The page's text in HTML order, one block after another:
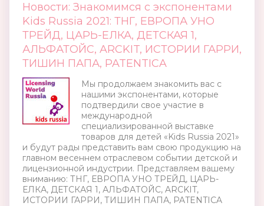
Новости: Знакомимся с экспонентами
Kids Russia 2021: ТНГ, ЕВРОПА УНО
ТРЕЙД, ЦАРЬ-ЕЛКА, ДЕТСКАЯ 1,
АЛЬФАТОЙС, ARCKIT, ИСТОРИИ ГАРРИ,
ТИШИН ПАПА, PATENTICA
Мы продолжаем знакомить вас с
нашими экспонентами, которые
подтвердили свое участие в
международной
специализированной выставке
товаров для детей «Kids Russia 2021»
и будут рады представить вам свою продукцию на
главном весеннем отраслевом событии детской и
лицензионной индустрии. Представляем вашему
вниманию: ТНГ, ЕВРОПА УНО ТРЕЙД, ЦАРЬ-
ЕЛКА, ДЕТСКАЯ 1, АЛЬФАТОЙС, ARCKIT,
ИСТОРИИ ГАРРИ, ТИШИН ПАПА, PATENTICA